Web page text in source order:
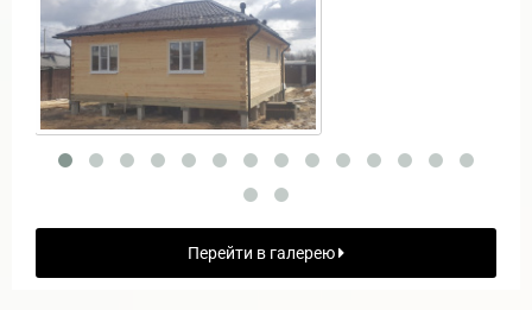
Перейти в галерею